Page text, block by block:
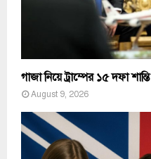
গাজা নিয়ে ট্রাম্পের ১৫ দফা
August 9, 2026